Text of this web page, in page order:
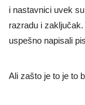
i nastavnici uvek
razradu i
uspešno napisali
Ali zašto je to je to